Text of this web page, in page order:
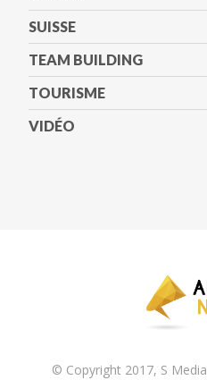
SUISSE
TEAM BUILDING
TOURISME
VIDÉO
© Copyright 2017, S Media